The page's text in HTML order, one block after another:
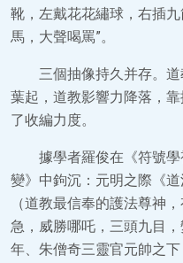
靴，左戴花花繡球，右插
馬，大聲喝罵”。
三個抽像持久并存。
葉起，道教影響力降落，
了收編力度。
據學者羅俊在《符號
變》中鉤沉：元明之際《
（道教最信奉的護法尊神
急，威勝哪吒，三頭九目
年、朱僧奇三靈官元帥之